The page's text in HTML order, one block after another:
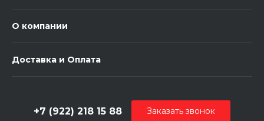
О компании
Доставка и Оплата
+7 (922) 218 15 88 Заказать звонок